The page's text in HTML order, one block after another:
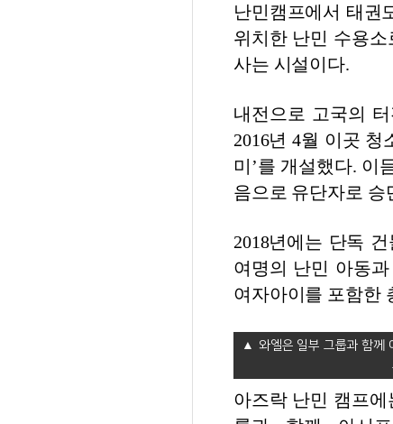
난민캠프에서 태권
위치한 난민 수용
사는 시설이다.
내전으로 고국의
2016년 4월 이곳 청
미’를 개설했다. 이
음으로 유단자로 승
2018년에는 단독
여명의 난민 아동
여자아이를 포함한
와엘은 일부 그룹과 함
아즈락 난민 캠프